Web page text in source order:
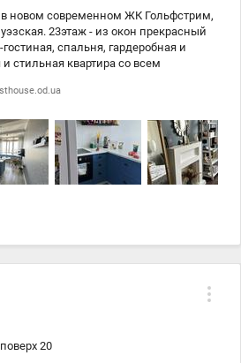
новом современном ЖК Гольфстрим,
23этаж - из окон прекрасный
спальня, гардеробная и
стильная квартира со всем
Можно с небольшим животным.
20